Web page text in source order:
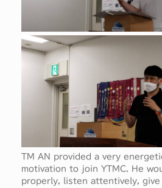
TM AN provided a very
motivation to join YTMC. He
properly, listen attentively, give